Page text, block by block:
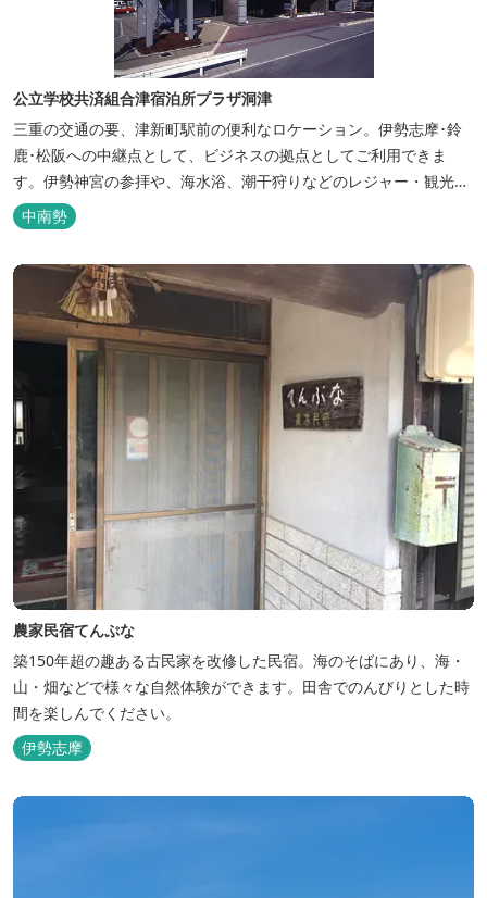
公立学校共済組合津宿泊所プラザ洞津
三重の交通の要、津新町駅前の便利なロケーション。伊勢志摩･鈴
鹿･松阪への中継点として、ビジネスの拠点としてご利用できま
す。伊勢神宮の参拝や、海水浴、潮干狩りなどのレジャー・観光に
も最適です。
中南勢
農家民宿てんぷな
築150年超の趣ある古民家を改修した民宿。海のそばにあり、海・
山・畑などで様々な自然体験ができます。田舎でのんびりとした時
間を楽しんでください。
伊勢志摩